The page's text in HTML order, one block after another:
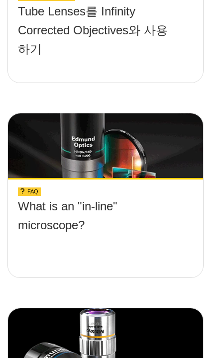
Tube Lenses를 Infinity
Corrected Objectives와 사용
하기
FAQ
What is an "in-line"
microscope?